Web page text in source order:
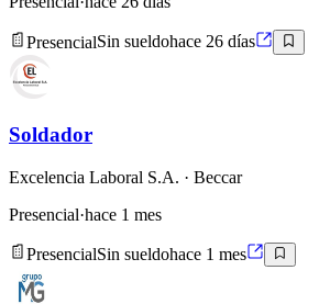
PresencialSin sueldohace 26 días
Soldador
Excelencia Laboral S.A. · Beccar
Presencial·hace 1 mes
PresencialSin sueldohace 1 mes